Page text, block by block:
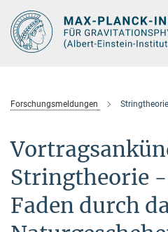
Hauptinhalt
Forschungsmeldungen Stringtheorie -
Stringtheorie
Faden durch